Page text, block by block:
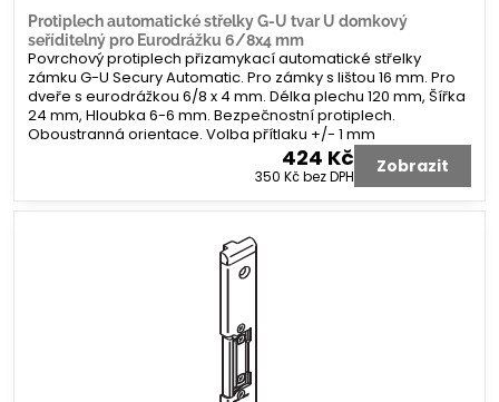
Protiplech automatické střelky G-U tvar U domkový
seříditelný pro Eurodrážku 6/8x4 mm
Povrchový protiplech přizamykací automatické střelky
zámku G-U Secury Automatic. Pro zámky s lištou 16 mm. Pro
dveře s eurodrážkou 6/8 x 4 mm. Délka plechu 120 mm, Šířka
24 mm, Hloubka 6-6 mm. Bezpečnostní protiplech.
Oboustranná orientace. Volba přítlaku +/- 1 mm
424 Kč
350 Kčbez DPH Zobrazit